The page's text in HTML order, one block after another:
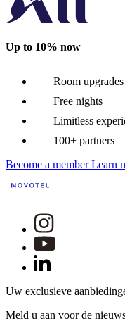
Up to 10% now
Room upgrades
Free nights
Limitless
100+ partners
Become a member Learn
Uw exclusieve
Meld u aan voor de